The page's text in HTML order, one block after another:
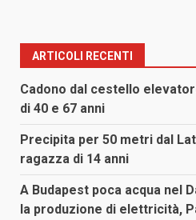
ARTICOLI RECENTI
Cadono dal cestello
di 40 e 67 anni
Precipita per 50 metri dal
ragazza di 14 anni
A Budapest poca acqua nel
la produzione di elettricità,